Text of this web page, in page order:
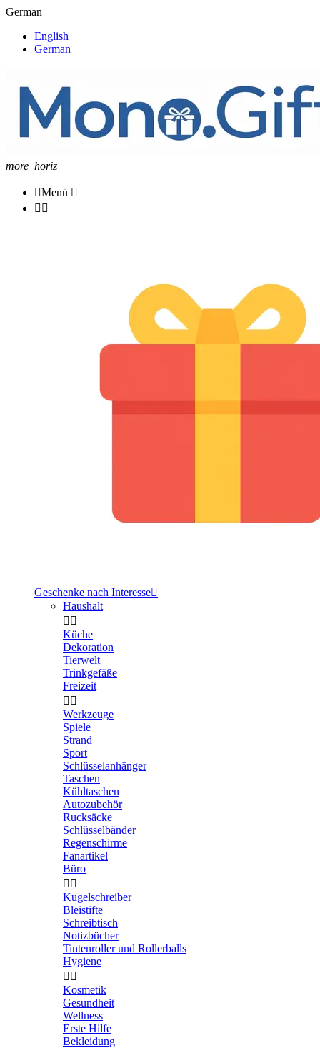
German
English
German
more_horiz
Menü 
 
Geschenke nach Interesse
Haushalt
 
Küche
Dekoration
Tierwelt
Trinkgefäße
Freizeit
 
Werkzeuge
Spiele
Strand
Sport
Schlüsselanhänger
Taschen
Kühltaschen
Autozubehör
Rucksäcke
Schlüsselbänder
Regenschirme
Fanartikel
Büro
 
Kugelschreiber
Bleistifte
Schreibtisch
Notizbücher
Tintenroller und Rollerballs
Hygiene
 
Kosmetik
Gesundheit
Wellness
Erste Hilfe
Bekleidung